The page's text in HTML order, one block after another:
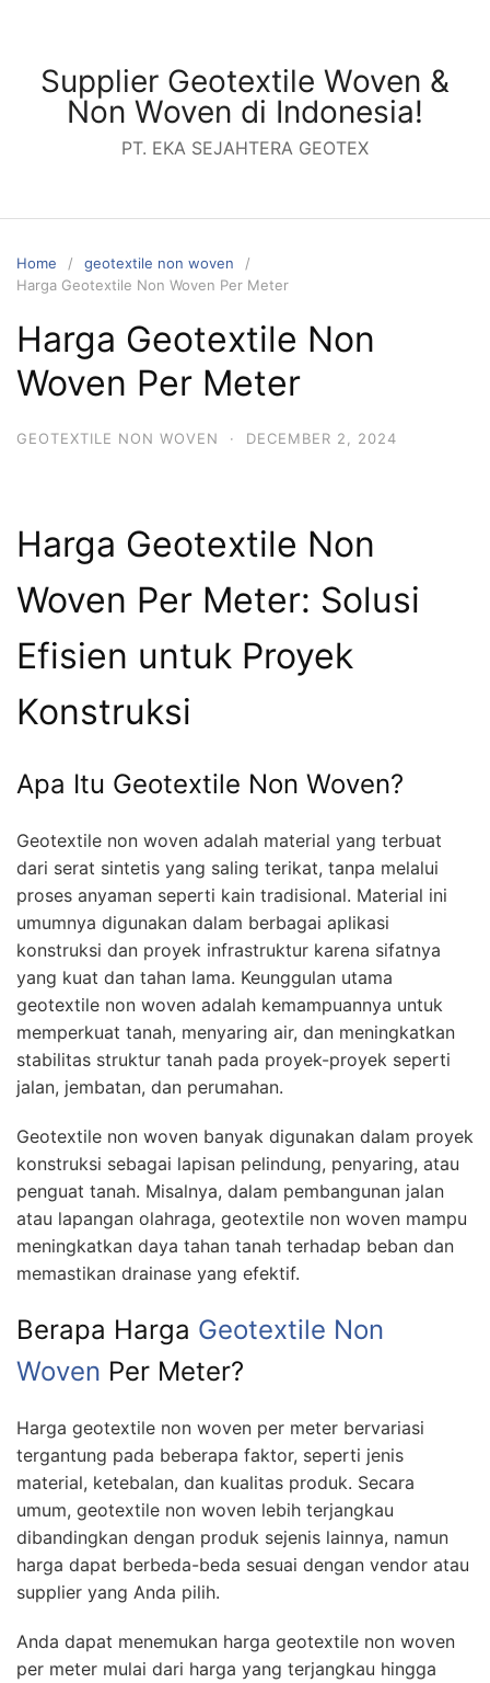
contentSupplier Geotextile Woven &
Non Woven di Indonesia!
PT. EKA SEJAHTERA GEOTEX
Home
geotextile non woven
Harga Geotextile Non Woven Per Meter
Harga Geotextile Non
Woven Per Meter
GEOTEXTILE NON WOVEN · DECEMBER 2, 2024
Harga Geotextile Non
Woven Per Meter: Solusi
Efisien untuk Proyek
Konstruksi
Apa Itu Geotextile Non Woven?
Geotextile non woven adalah material yang terbuat
dari serat sintetis yang saling terikat, tanpa melalui
proses anyaman seperti kain tradisional. Material ini
umumnya digunakan dalam berbagai aplikasi
konstruksi dan proyek infrastruktur karena sifatnya
yang kuat dan tahan lama. Keunggulan utama
geotextile non woven adalah kemampuannya untuk
memperkuat tanah, menyaring air, dan meningkatkan
stabilitas struktur tanah pada proyek-proyek seperti
jalan, jembatan, dan perumahan.
Geotextile non woven banyak digunakan dalam proyek
konstruksi sebagai lapisan pelindung, penyaring, atau
penguat tanah. Misalnya, dalam pembangunan jalan
atau lapangan olahraga, geotextile non woven mampu
meningkatkan daya tahan tanah terhadap beban dan
memastikan drainase yang efektif.
Berapa Harga Geotextile Non
Woven Per Meter?
Harga geotextile non woven per meter bervariasi
tergantung pada beberapa faktor, seperti jenis
material, ketebalan, dan kualitas produk. Secara
umum, geotextile non woven lebih terjangkau
dibandingkan dengan produk sejenis lainnya, namun
harga dapat berbeda-beda sesuai dengan vendor atau
supplier yang Anda pilih.
Anda dapat menemukan harga geotextile non woven
per meter mulai dari harga yang terjangkau hingga